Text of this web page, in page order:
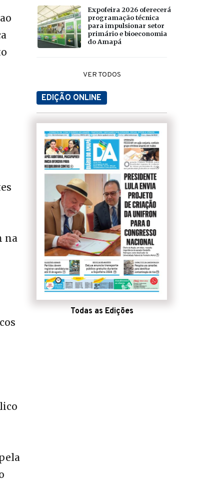
na
Expofeira 2026 oferecerá
programação técnica
para impulsionar setor
primário e bioeconomia
do Amapá
VER TODOS
EDIÇÃO ONLINE
Todas as Edições